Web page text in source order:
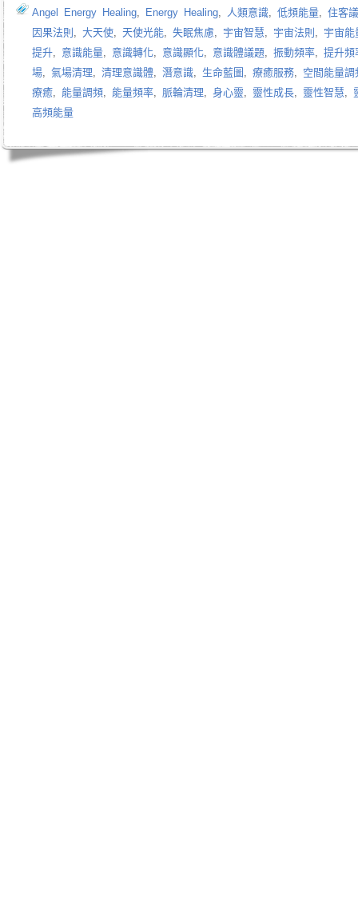
Angel Energy Healing, Energy Healing, 人類意識, 低頻能量, 住客
因果法則 , 大天使, 天使光能, 失眠焦慮, 宇宙智慧, 宇宙法則 , 宇宙能
提升, 意識能量, 意識轉化, 意識顯化, 意識體議題, 振動頻率, 提升頻
場, 氣場清理, 清理意識體, 潛意識, 生命藍圖 , 療癒服務, 空間能量調
療癒, 能量調頻, 能量頻率, 脈輪清理, 身心靈, 靈性成長, 靈性智慧,
高頻能量